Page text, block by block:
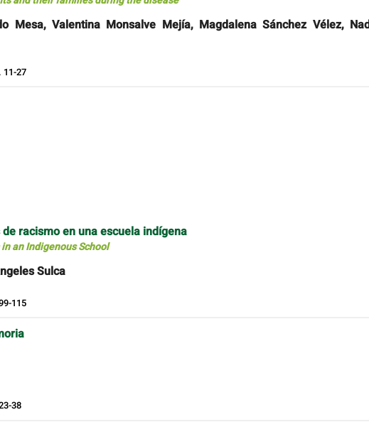
Mesa, Valentina Monsalve Mejía, Magdalena Sánchez Vélez,
27
racismo en una escuela indígena
an Indigenous School
Sulca
115
38